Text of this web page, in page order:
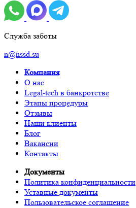
Служба заботы
n@nssd.su
Компания
О нас
Legal-tech в банкротстве
Этапы процедуры
Отзывы
Наши клиенты
Блог
Вакансии
Контакты
Документы
Политика конфиденциальности
Уставные документы
Пользовательское соглашение